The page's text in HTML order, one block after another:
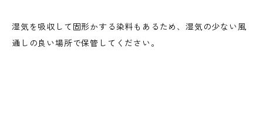
湿気を吸収して固形かする染料もあるため、湿気の少ない風
通しの良い場所で保管してください。